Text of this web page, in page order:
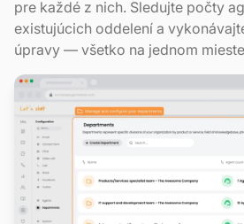
pre každé z nich. Sledujte počty
existujúcich oddelení a
úpravy — všetko na jednom